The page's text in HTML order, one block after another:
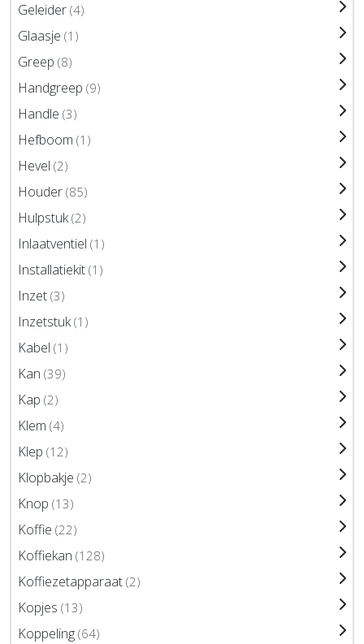
Geleider (4)
Glaasje (1)
Greep (8)
Handgreep (9)
Handle (3)
Hefboom (1)
Hevel (2)
Houder (85)
Hulpstuk(2)
Inlaatventiel (1)
Installatiekit (1)
Inzet (3)
Inzetstuk(1)
Kabel (1)
Kan (39)
Kap (2)
Klem (4)
Klep (12)
Klopbakje (2)
Knop (13)
Koffie (22)
Koffiekan (128)
Koffiezetapparaat (2)
Kopjes (13)
Koppeling (64)